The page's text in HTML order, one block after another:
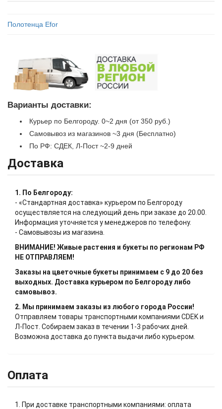
Полотенца Efor
Варианты доставки:
Курьер по Белгороду. 0~2 дня (от 350 руб.)
Самовывоз из магазинов ~3 дня (Бесплатно)
По РФ: СДЕК, Л-Пост ~2-9 дней
Доставка
1. По Белгороду:
- «Стандартная доставка» курьером по Белгороду
осуществляется на следующий день при заказе до 20.00.
Информация уточняется у менеджеров по телефону.
- Самовывозы из магазина.
ВНИМАНИЕ! Живые растения и букеты по регионам РФ
НЕ ОТПРАВЛЯЕМ!
Заказы на цветочные букеты принимаем с 9 до 20 без
выходных. Доставка курьером по Белгороду либо
самовывоз.
2. Мы принимаем заказы из любого города России!
Отправляем товары транспортными компаниями CDEK и
Л-Пост. Собираем заказ в течении 1-3 рабочих дней.
Возможна доставка до пункта выдачи либо курьером.
Оплата
1. При доставке транспортными компаниями: оплата